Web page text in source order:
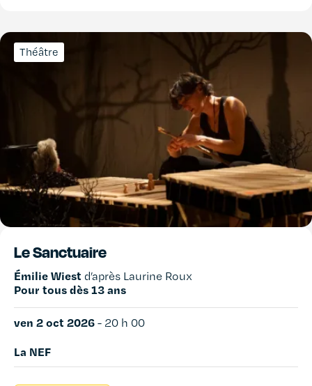
Théâtre
Le Sanctuaire
Émilie Wiest d’après Laurine Roux
Pour tous dès 13 ans
ven 2 oct 2026 - 20 h 00
La NEF